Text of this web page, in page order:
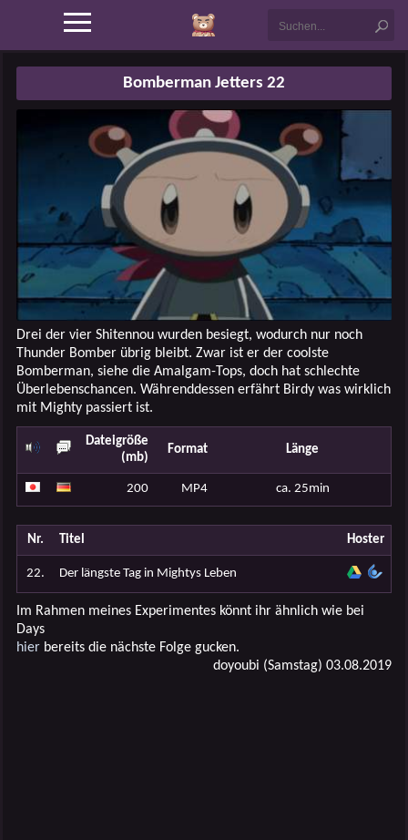
Bomberman Jetters 22
Drei der vier Shitennou wurden besiegt, wodurch nur noch
Thunder Bomber übrig bleibt. Zwar ist er der coolste
Bomberman, siehe die Amalgam-Tops, doch hat schlechte
Überlebenschancen. Währenddessen erfährt Birdy was wirklich
mit Mighty passiert ist.
Dateigröße
(mb)
Format Länge
200 MP4 ca. 25min
Nr. Titel Hoster
22. Der längste Tag in Mightys Leben
Im Rahmen meines Experimentes könnt ihr ähnlich wie bei
Days
hier bereits die nächste Folge gucken.
doyoubi (Samstag) 03.08.2019